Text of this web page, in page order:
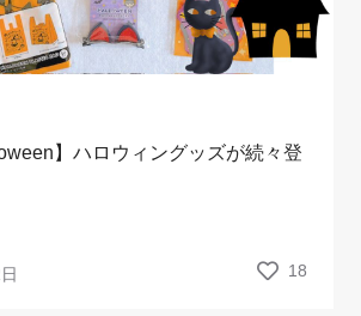
】ハロウィングッズが続々登
18